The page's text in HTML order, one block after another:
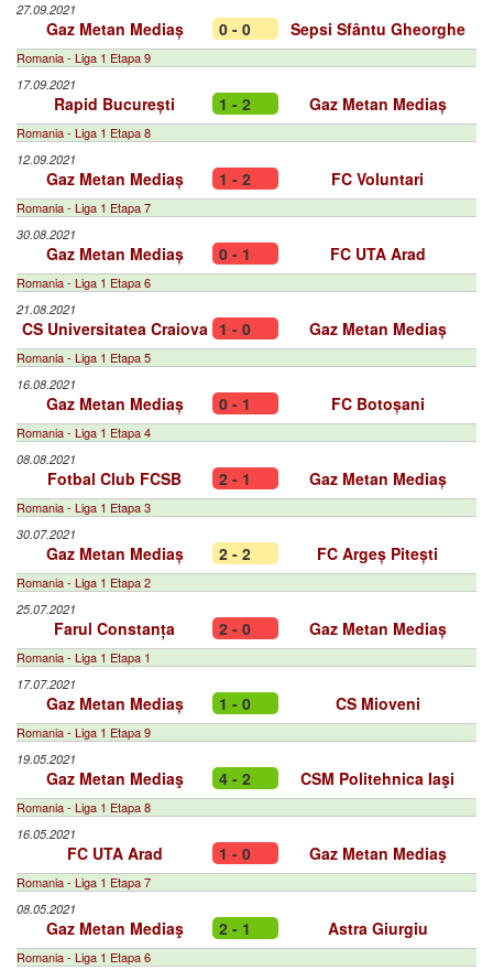
27.09.2021
Gaz Metan Mediaș 0 - 0 Sepsi Sfântu Gheorghe
Romania - Liga 1 Etapa 9
17.09.2021
Rapid București 1 - 2 Gaz Metan Mediaș
Romania - Liga 1 Etapa 8
12.09.2021
Gaz Metan Mediaș 1 - 2 FC Voluntari
Romania - Liga 1 Etapa 7
30.08.2021
Gaz Metan Mediaș 0 - 1 FC UTA Arad
Romania - Liga 1 Etapa 6
21.08.2021
CS Universitatea Craiova 1 - 0 Gaz Metan Mediaș
Romania - Liga 1 Etapa 5
16.08.2021
Gaz Metan Mediaș 0 - 1 FC Botoșani
Romania - Liga 1 Etapa 4
08.08.2021
Fotbal Club FCSB 2 - 1 Gaz Metan Mediaș
Romania - Liga 1 Etapa 3
30.07.2021
Gaz Metan Mediaș 2 - 2 FC Argeș Pitești
Romania - Liga 1 Etapa 2
25.07.2021
Farul Constanța 2 - 0 Gaz Metan Mediaș
Romania - Liga 1 Etapa 1
17.07.2021
Gaz Metan Mediaș 1 - 0 CS Mioveni
Romania - Liga 1 Etapa 9
19.05.2021
Gaz Metan Mediaş 4 - 2 CSM Politehnica Iaşi
Romania - Liga 1 Etapa 8
16.05.2021
FC UTA Arad 1 - 0 Gaz Metan Mediaş
Romania - Liga 1 Etapa 7
08.05.2021
Gaz Metan Mediaş 2 - 1 Astra Giurgiu
Romania - Liga 1 Etapa 6